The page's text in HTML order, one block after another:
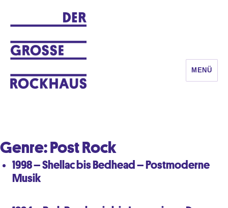
MENÜ
Genre:Post Rock
1998 – Shellac bis Bedhead – Postmoderne
Musik